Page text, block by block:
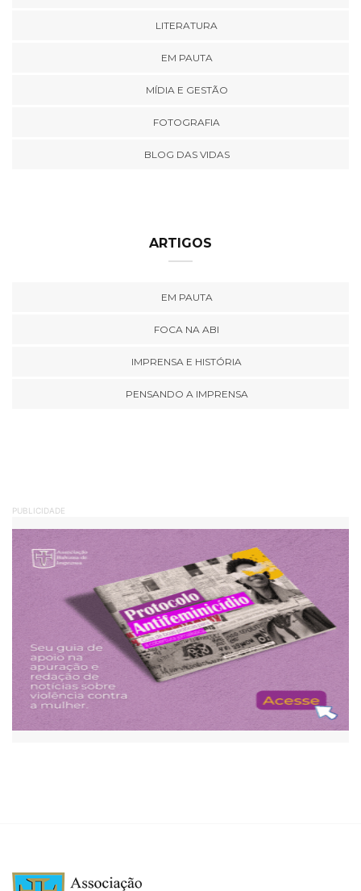
LITERATURA
EM PAUTA
MÍDIA E GESTÃO
FOTOGRAFIA
BLOG DAS VIDAS
ARTIGOS
EM PAUTA
FOCA NA ABI
IMPRENSA E HISTÓRIA
PENSANDO A IMPRENSA
PUBLICIDADE